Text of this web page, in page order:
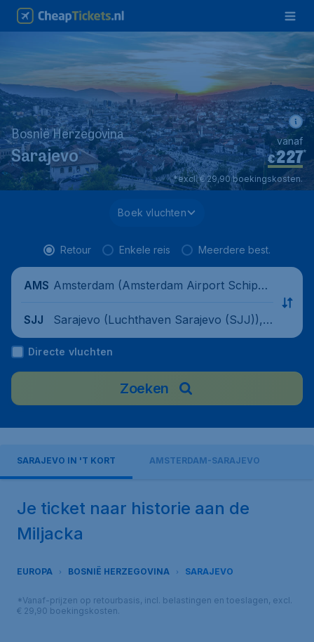
Bosnië Herzegovina
Sarajevo €227*
vanaf
*excl. € 29,90 boekingskosten.
Boek vluchten
Retour Enkele reis Meerdere best.
AMS Amsterdam (Amsterdam Airport Schipho
SJJ
Sarajevo (Luchthaven Sarajevo (SJJ)),
Bosnië en Herzegovina
Directe vluchten
Zoeken
SARAJEVO IN 'T KORT AMSTERDAM-SARAJEVO
Je ticket naar historie aan de
Miljacka
EUROPA BOSNIË HERZEGOVINA SARAJEVO
*Vanaf-prijzen op retourbasis, incl. belastingen en toeslagen, excl.
€ 29,90 boekingskosten.